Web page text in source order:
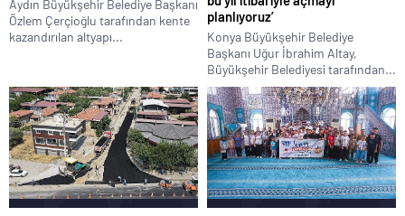
Aydın Büyükşehir Belediye Başkanı
Özlem Çerçioğlu tarafından kente
kazandırılan altyapı...
planlıyoruz’
Konya Büyükşehir Belediye
Başkanı Uğur İbrahim Altay,
Büyükşehir Belediyesi tarafından...